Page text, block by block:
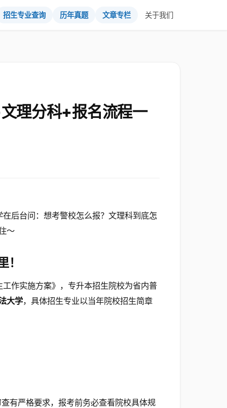
招生专业查询 历年真题 文章专栏 关于我们
理分科+报名流程一
后台问：想考警校怎么报？文理科到底怎
～
作实施方案》，专升本招生院校为省内普
大学，具体招生专业以当年院校招生简章
有严格要求，报考前务必查看院校具体规